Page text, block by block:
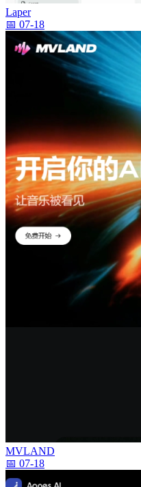
Laper
📅 07-18
MVLAND
📅 07-18